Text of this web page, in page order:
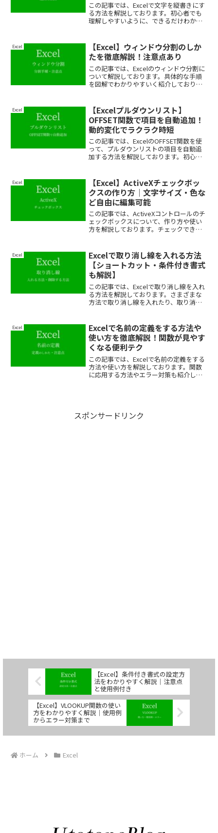
この記事では、Excelで文字を縦書きにす
る方法を解説しております。初心者でも
理解しやすいように、できるだけわかり
Excel
【Excel】ウィンドウ分割のしか
たを徹底解説！注意点あり
この記事では、Excelのウィンドウ分割に
ついて解説しております。具体的な手順
を図解でわかりやすいく紹介しておりま
Excel
【Excelプルダウンリスト】
OFFSET関数で項目を自動追加！
動的変化でラクラク時短
この記事では、ExcelのOFFSET関数を使
って、プルダウンリストの項目を自動追
加する方法を解説しております。初心者
最後まで読んでいってください。
Excel
【Excel】ActiveXチェックボッ
クスの作り方｜文字サイズ・色な
ど自由に編集可能
この記事では、ActiveXコントロールのチ
ェックボックスについて、作り方や使い
方を解説しております。チェックできな
でいってください。
Excel
Excelで取り消し線を入れる方法
【ショートカット・条件付き書式
も解説】
この記事では、Excelで取り消し線を入れ
る方法を解説しております。さまざまな
方法で取り消し線を入れたり、取り消し
い。
Excel
Excelで名前の定義をする方法や
使い方を徹底解説！関数が見やす
くなる便利テク
この記事では、Excelで名前の定義をする
方法や使い方を解説しております。関数
に応用する方法やエラー対策も紹介して
スポンサードリンク
【Excel】条件付き書式の設定方
法をわかりやすく解説｜注意点
と使用例付き
【Excel】VLOOKUP関数の使い
方をわかりやすく解説｜使用例
からエラー対策まで
ホーム Excel